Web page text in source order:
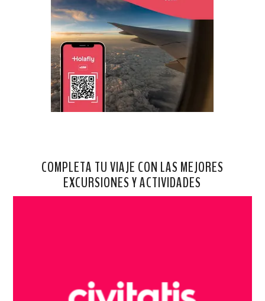
COMPLETA TU VIAJE CON LAS MEJORES
EXCURSIONES Y ACTIVIDADES